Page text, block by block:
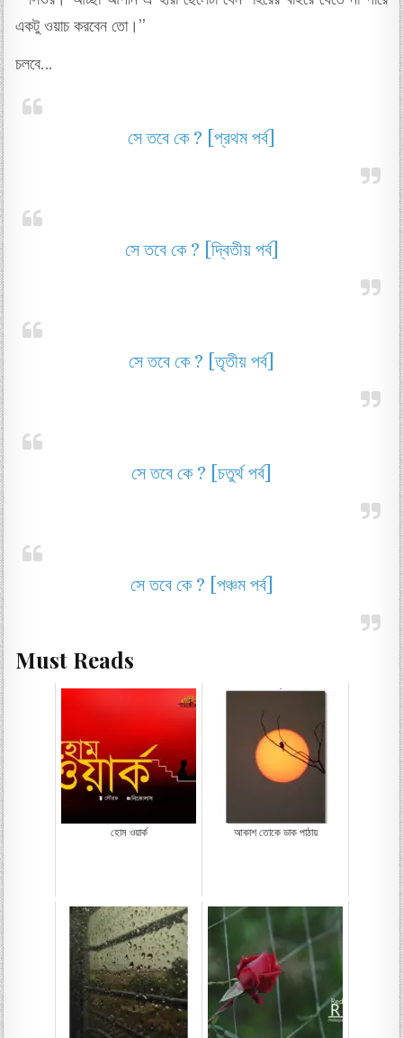
একটু ওয়াচ করবেন তো।”
চলবে…
সে তবে কে ? [প্রথম পর্ব]
সে তবে কে ? [দ্বিতীয় পর্ব]
সে তবে কে ? [তৃতীয় পর্ব]
সে তবে কে ? [চতুর্থ পর্ব]
সে তবে কে ? [পঞ্চম পর্ব]
Must Reads
হোম ওয়ার্ক আকাশ তোকে ডাক পাঠায়